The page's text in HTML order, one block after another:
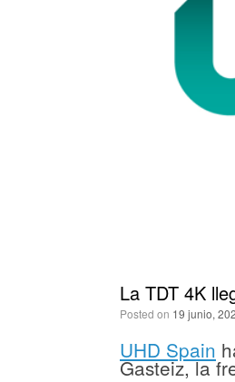
La TDT 4K
Posted on 19 junio,
UHD Spain
Gasteiz, la